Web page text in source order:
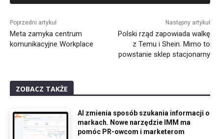
Poprzedni artykuł
Meta zamyka centrum
komunikacyjne Workplace
Następny artykuł
Polski rząd zapowiada walkę
z Temu i Shein. Mimo to
powstanie sklep stacjonarny
ZOBACZ TAKŻE
AI zmienia sposób szukania informacji o
markach. Nowe narzędzie IMM ma
pomóc PR-owcom i marketerom